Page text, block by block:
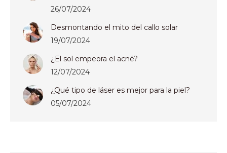
26/07/2024
Desmontando el mito del callo solar
19/07/2024
¿El sol empeora el acné?
12/07/2024
¿Qué tipo de láser es mejor para la piel?
05/07/2024